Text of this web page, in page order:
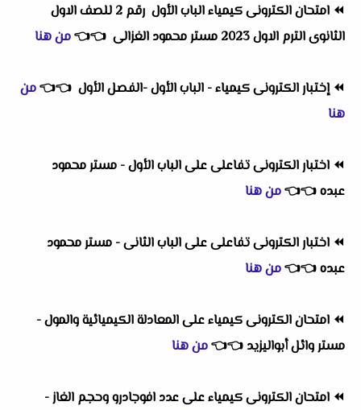
⏪
امتحان الكترونى كيمياء الباب الأول رقم 2 للصف الاول
الثانوى الترم الاول 2023 مستر محمود الغزالى
👈
👈من هنا
⏪إختبار الكترونى كيمياء - الباب الأول -الفصل الأول 👈
👈من
هنا
⏪ اختبار الكترونى تفاعلى على الباب الأول - مستر محمود
عبده👈
👈من هنا
⏪ اختبار الكترونى تفاعلى على الباب الثانى - مستر محمود
عبده👈
👈من هنا
⏪ امتحان الكترونى كيمياء على المعادلة الكيميائية والمول -
مستر وائل أبواليزيد 👈
👈من هنا
⏪ امتحان الكترونى كيمياء على عدد افوجادرو وحجم الغاز -